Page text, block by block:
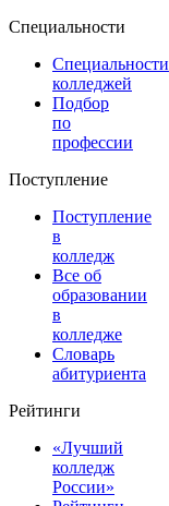
Специальности
Специальности
колледжей
Подбор
по
профессии
Поступление
Поступление
в
колледж
Все об
образовании
в
колледже
Словарь
абитуриента
Рейтинги
«Лучший
колледж
России»